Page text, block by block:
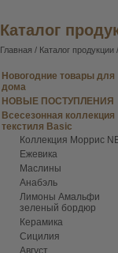
Каталог
Главная / Каталог продукции/
Новогодние товары для
дома
НОВЫЕ ПОСТУПЛЕНИЯ
Всесезонная коллекция
текстиля Basic
Коллекция Моррис
Ежевика
Маслины
Анабэль
Лимоны Амальфи
зеленый бордюр
Керамика
Сицилия
Август